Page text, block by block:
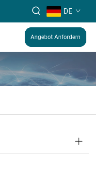
DE
Angebot Anfordern